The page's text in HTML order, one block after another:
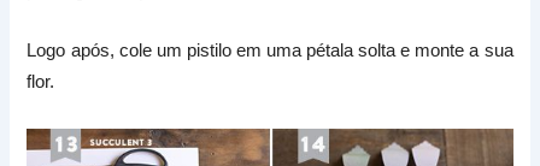
Logo após, cole um pistilo em uma pétala solta e monte a sua
flor.